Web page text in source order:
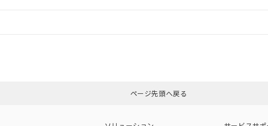
ダウンロードはこちらページ先頭へ戻る